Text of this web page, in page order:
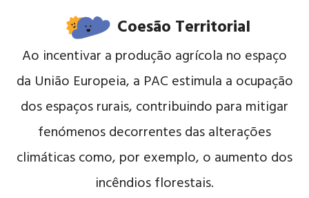
Coesão Territorial
Ao incentivar a produção agrícola no espaço
da União Europeia, a PAC estimula a ocupação
dos espaços rurais, contribuindo para mitigar
fenómenos decorrentes das alterações
climáticas como, por exemplo, o aumento dos
incêndios florestais.